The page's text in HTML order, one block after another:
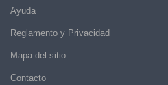
Ayuda
Reglamento y Privacidad
Mapa del sitio
Contacto